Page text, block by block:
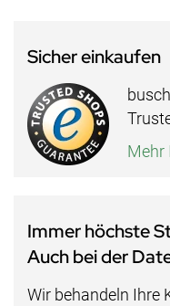
Sicher einkaufen
Mehr
Immer höchste
Auch bei der
Wir behandeln Ihre